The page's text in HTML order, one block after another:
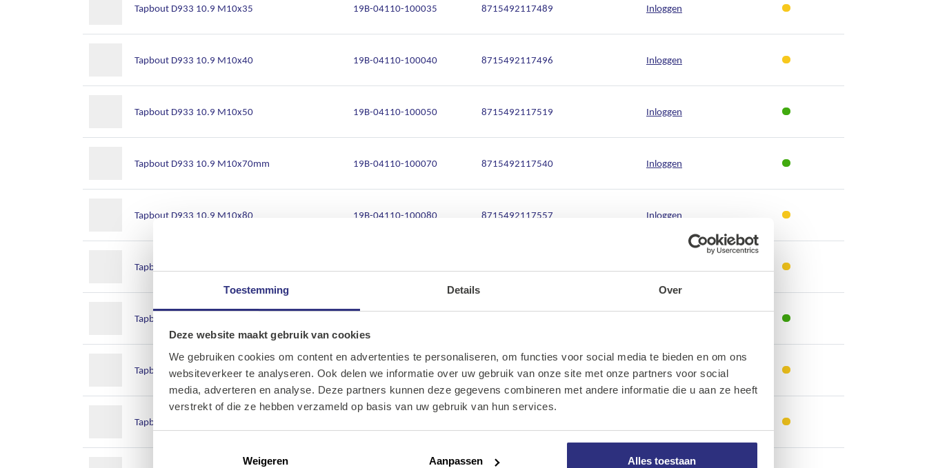
Toestemming Details Over
Deze website maakt gebruik van cookies
We gebruiken cookies om content en advertenties te personaliseren, om functies voor social media te bieden en om ons
websiteverkeer te analyseren. Ook delen we informatie over uw gebruik van onze site met onze partners voor social
media, adverteren en analyse. Deze partners kunnen deze gegevens combineren met andere informatie die u aan ze heeft
verstrekt of die ze hebben verzameld op basis van uw gebruik van hun services.
Weigeren Aanpassen Alles toestaan
Onze diensten
Over Kalkhuis
Contact
Tapbout D933 10.9 M10x35 19B-04110-100035 8715492117489 Inloggen
Tapbout D933 10.9 M10x40 19B-04110-100040 8715492117496 Inloggen
Tapbout D933 10.9 M10x50 19B-04110-100050 8715492117519 Inloggen
Tapbout D933 10.9 M10x70mm 19B-04110-100070 8715492117540 Inloggen
Tapbout D933 10.9 M10x80 19B-04110-100080 8715492117557 Inloggen
Tapbout D933 10.9 M10x90
Tapbout D933 10.9 M12x130
Tapbout D933 10.9 M12x25 19B-04110-120025 8715492117601 Inloggen
Tapbout D933 10.9 M12x35